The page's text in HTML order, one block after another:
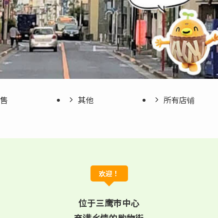
其他 所有店铺
欢迎！
位于三鹰市中心